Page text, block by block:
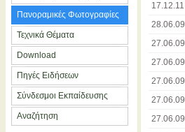
Πανοραμικές Φωτογραφίες
Τεχνικά Θέματα
Download
Πηγές Ειδήσεων
Σύνδεσμοι Εκπαίδευσης
Αναζήτηση
17.12.11
28.06.09
27.06.09
27.06.09
27.06.09
27.06.09
27.06.09